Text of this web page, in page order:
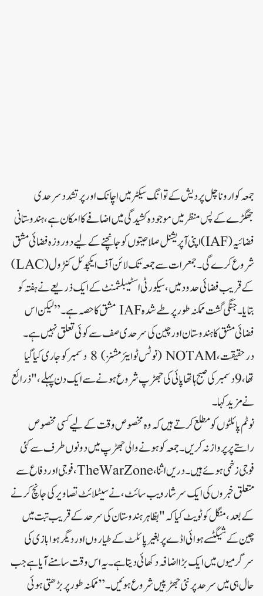
جمعہ کو اروناچل پردیش کے توانگ سیکٹر میں اچانک اور پرتشدد سرحدی
جھگڑے کے پس منظر میں موجودہ کشیدگی میں اضافے کا امکان ہے، ہندوستانی
فضائیہ (IAF) اپنی آپریشنل صلاحیتوں کو جانچنے کے لیے دو روزہ فضائی مشق
شروع کرے گی۔ جمعرات سے جمعہ تک لائن آف ایکچوئل کنٹرول (LAC)
کے قریب فضائی حدود میں، سیکورٹی اسٹیبلشمنٹ کے ایک ذریعے نے ہفتہ کو
بتایا۔جنگی گشت ممکنہ طور پر طے شدہ IAF مشق کا حصہ ہے۔”لیکن اس
فضائی مشق کا ہندوستان اور چین کی سرحدی صف سے کوئی تعلق نہیں ہے۔
درحقیقت، NOTAM (نوٹس ٹو ایئر مشنز) 8 دسمبر کو جاری کیا گیا
تھا، 9 دسمبر کی صبح ہاتھا پائی کی جھڑپ شروع ہونے سے ایک دن پہلے، "ذرائع
نے مزید کہا۔
نوٹم پائلٹوں کو مطلع کرتے ہیں کہ وہ مخصوص وقت کے لیے کسی مخصوص
راستے پر پرواز نہ کریں۔جمعہ کو ہونے والی جھڑپ میں دونوں طرف سے کئی
فوجی زخمی ہوئے ہیں۔دریں اثنا، TheWarZone، فوجی اور دفاع سے
متعلق خبروں کی ایک سرشار ویب سائٹ، نے سیٹلائٹ تصاویر کی جانچ کرنے
کے بعد، منگل کو ٹویٹ کیا کہ "بظاہر ہندوستان کی سرحد کے قریب تبت میں
چین کے شیگٹسے ہوائی اڈے پر بغیر پائلٹ کے طیاروں اور دیگر ہوا بازی کی
سرگرمیوں میں ایک بڑا اضافہ دکھائی دیتا ہے۔ یہ اس وقت سامنے آیا ہے جب
حال ہی میں سرحد پر نئی جھڑپیں شروع ہوئیں۔”ممکنہ طور پر بڑھتی ہوئی